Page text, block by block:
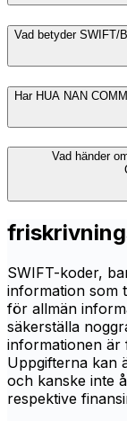
Vad betyder SWIFT/
Har HUA NAN
Vad händer
SWIFT-koder,
information som
för allmän
säkerställa
informationen är
Uppgifterna kan
och kanske inte
respektive